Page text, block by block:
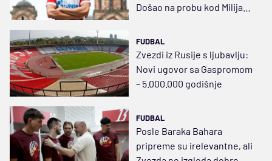
Došao na probu kod Milijaša,
FUDBAL
Zvezdi iz Rusije s ljubavlju:
Novi ugovor sa Gaspromom
– 5.000.000 godišnje
FUDBAL
Posle Baraka Bahara
pripreme su irelevantne, ali